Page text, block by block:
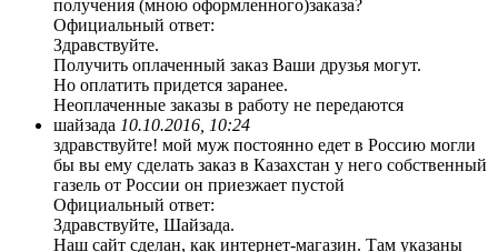
получения (мною оформленного)заказа?
Официальный ответ:
Здравствуйте.
Получить оплаченный заказ Ваши друзья могут.
Но оплатить придется заранее.
Неоплаченные заказы в работу не передаются
шайзада 10.10.2016, 10:24
здравствуйте! мой муж постоянно едет в Россию могли
бы вы ему сделать заказ в Казахстан у него собственный
газель от России он приезжает пустой
Официальный ответ:
Здравствуйте, Шайзада.
Наш сайт сделан, как интернет-магазин. Там указаны